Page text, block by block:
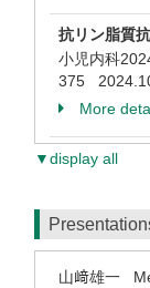
抗リン脂質
小児内科
375
More
▼display all
山﨑雄一